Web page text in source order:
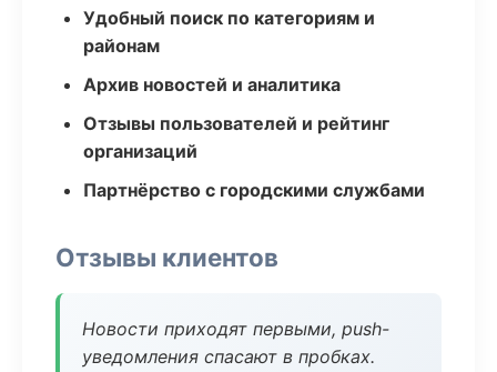
Удобный поиск по категориям и
районам
Архив новостей и аналитика
Отзывы пользователей и рейтинг
организаций
Партнёрство с городскими службами
Отзывы клиентов
Новости приходят первыми, push-
уведомления спасают в пробках.